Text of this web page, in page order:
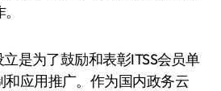
是为了鼓励和表彰ITSS会员单
应用推广。作为国内政务云